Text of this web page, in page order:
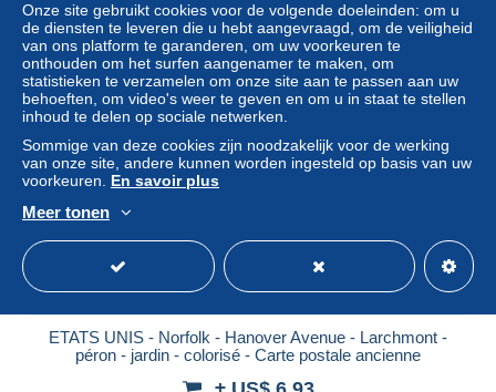
Statuut Professioneel handelaar
ETATS UNIS - Norfolk - Hanover Avenue - Larchmont -
péron - jardin - colorisé - Carte postale ancienne
Onze site gebruikt cookies voor de volgende doeleinden: om u
de diensten te leveren die u hebt aangevraagd, om de veiligheid
van ons platform te garanderen, om uw voorkeuren te
onthouden om het surfen aangenamer te maken, om
statistieken te verzamelen om onze site aan te passen aan uw
behoeften, om video's weer te geven en om u in staat te stellen
inhoud te delen op sociale netwerken.
Sommige van deze cookies zijn noodzakelijk voor de werking
van onze site, andere kunnen worden ingesteld op basis van uw
voorkeuren. En savoir plus
Meer tonen